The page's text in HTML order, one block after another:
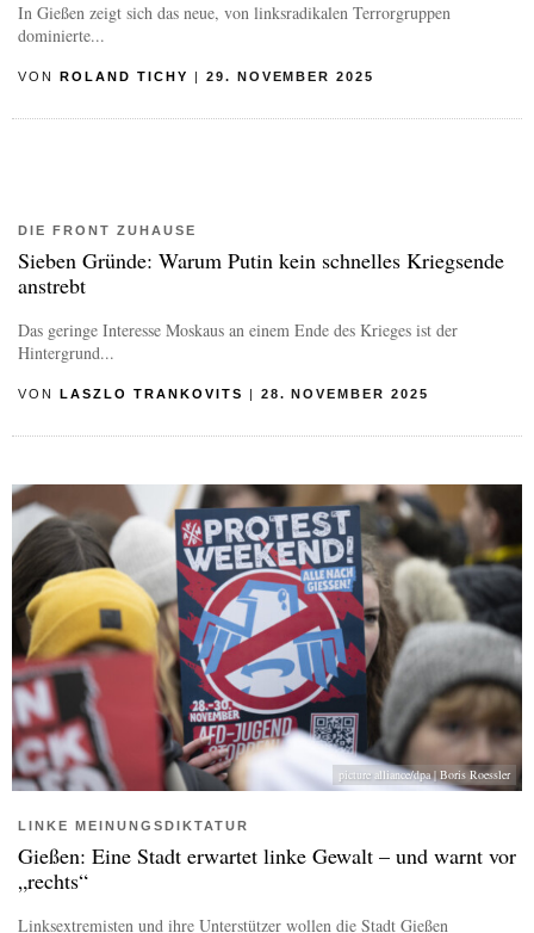
In Gießen zeigt sich das neue, von linksradikalen Terrorgruppen
dominierte...
VON ROLAND TICHY | 29. NOVEMBER 2025
DIE FRONT ZUHAUSE
Sieben Gründe: Warum Putin kein schnelles Kriegsende
anstrebt
Das geringe Interesse Moskaus an einem Ende des Krieges ist der
Hintergrund...
VON LASZLO TRANKOVITS | 28. NOVEMBER 2025
picture alliance/dpa | Boris Roessler
LINKE MEINUNGSDIKTATUR
Gießen: Eine Stadt erwartet linke Gewalt – und warnt vor
„rechts“
Linksextremisten und ihre Unterstützer wollen die Stadt Gießen